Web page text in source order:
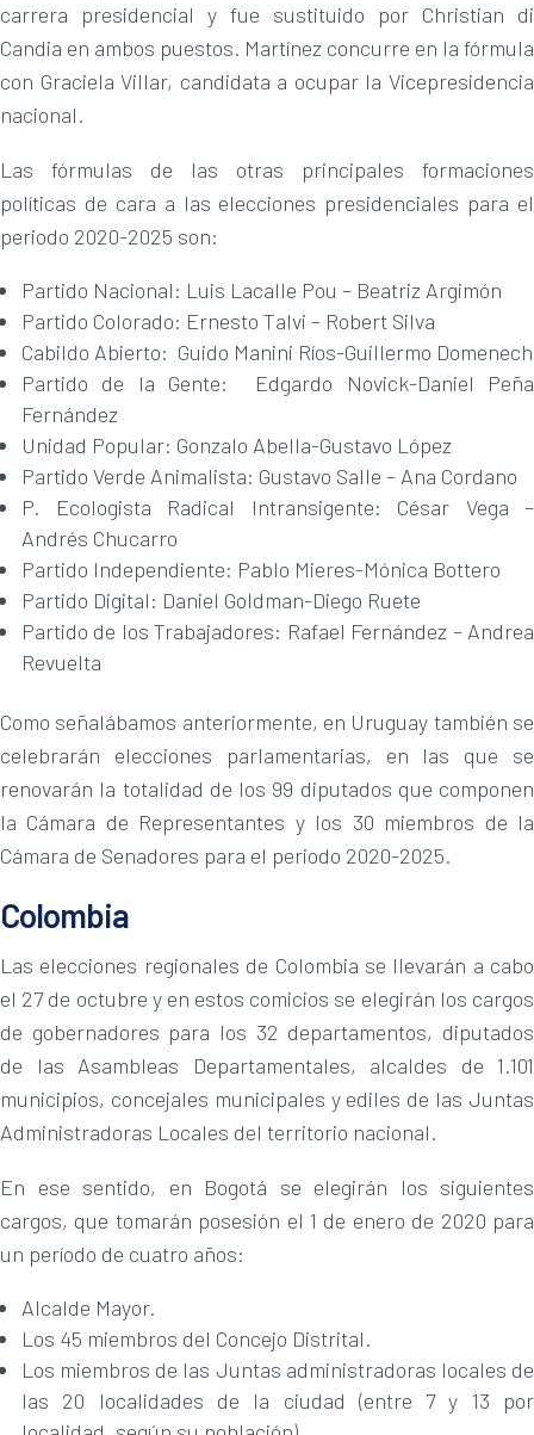
carrera presidencial y fue sustituido por Christian di
Candia en ambos puestos. Martínez concurre en la fórmula
con Graciela Villar, candidata a ocupar la Vicepresidencia
nacional.
Las fórmulas de las otras principales formaciones
políticas de cara a las elecciones presidenciales para el
periodo 2020-2025 son:
Partido Nacional: Luis Lacalle Pou – Beatriz Argimón
Partido Colorado: Ernesto Talvi – Robert Silva
Cabildo Abierto: Guido Manini Ríos-Guillermo Domenech
Partido de la Gente: Edgardo Novick-Daniel Peña
Fernández
Unidad Popular: Gonzalo Abella-Gustavo López
Partido Verde Animalista: Gustavo Salle – Ana Cordano
P. Ecologista Radical Intransigente: César Vega –
Andrés Chucarro
Partido Independiente: Pablo Mieres-Mónica Bottero
Partido Digital: Daniel Goldman-Diego Ruete
Partido de los Trabajadores: Rafael Fernández – Andrea
Revuelta
Como señalábamos anteriormente, en Uruguay también se
celebrarán elecciones parlamentarias, en las que se
renovarán la totalidad de los 99 diputados que componen
la Cámara de Representantes y los 30 miembros de la
Cámara de Senadores para el periodo 2020-2025.
Colombia
Las elecciones regionales de Colombia se llevarán a cabo
el 27 de octubre y en estos comicios se elegirán los cargos
de gobernadores para los 32 departamentos, diputados
de las Asambleas Departamentales, alcaldes de 1.101
municipios, concejales municipales y ediles de las Juntas
Administradoras Locales del territorio nacional.
En ese sentido, en Bogotá se elegirán los siguientes
cargos, que tomarán posesión el 1 de enero de 2020 para
un período de cuatro años:
Alcalde Mayor.
Los 45 miembros del Concejo Distrital.
Los miembros de las Juntas administradoras locales de
las 20 localidades de la ciudad (entre 7 y 13 por